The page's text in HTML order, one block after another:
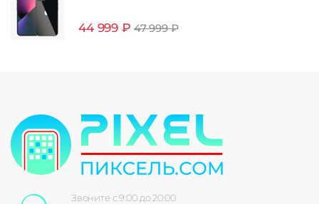
44 999 ₽ 47 999₽
Звоните с 9:00 до 20:00